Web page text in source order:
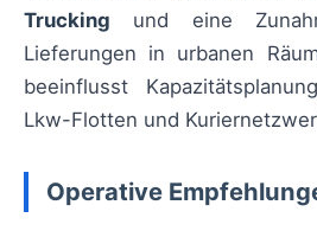
Trucking und eine
Lieferungen in urbanen
beeinflusst
Lkw-Flotten und
Operative